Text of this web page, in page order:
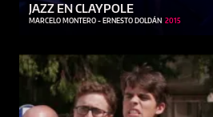
JAZZ EN CLAYPOLE
MARCELO MONTERO - ERNESTO DOLDÁN 2015